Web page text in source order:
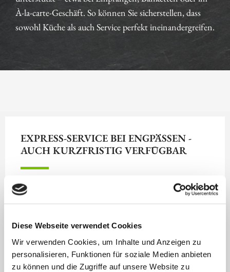
Diese Webseite verwendet Cookies
Wir verwenden Cookies, um Inhalte und Anzeigen zu
personalisieren, Funktionen für soziale Medien anbieten
zu können und die Zugriffe auf unsere Website zu
À-la-carte-Geschäft. So können Sie sicherstellen, dass
sowohl Küche als auch Service perfekt ineinandergreifen.
EXPRESS-SERVICE BEI ENGPÄSSEN -
AUCH KURZFRISTIG VERFÜGBAR
Personalausfälle lassen sich oft nicht vorhersehen –
eine plötzliche Krankheit, unerwarteter Urlaub oder
Betriebsablauf ins Wanken bringen. Mit unserem
Express-Notfallservice reagieren wir schnell und
effizient: In vielen Fällen können wir innerhalb von